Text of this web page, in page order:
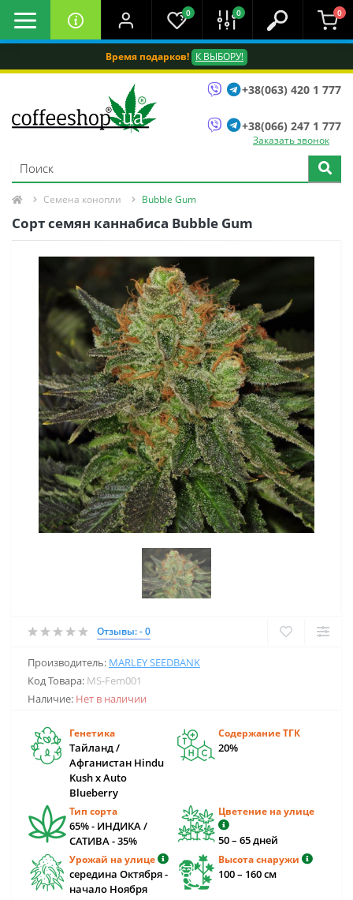
Время подарков! К ВЫБОРУ!
0 0 0
+38(063) 420 1 777
+38(066) 247 1 777
Заказать звонок
Семена конопли Bubble Gum
Сорт семян каннабиса Bubble Gum
Отзывы: - 0
Производитель: MARLEY SEEDBANK
Код Товара: MS-Fem001
Наличие: Нет в наличии
Генетика
Тайланд /
Афганистан Hindu
Kush x Auto
Blueberry
Содержание ТГК
20%
Тип сорта
65% - ИНДИКА /
САТИВА - 35%
Цветение на улице
50 – 65 дней
Урожай на улице
середина Октября -
начало Ноября
Высота снаружи
100 – 160 cм